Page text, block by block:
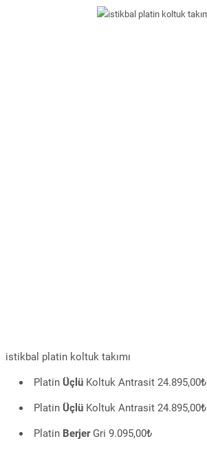
istikbal platin koltuk takımı
Platin Üçlü Koltuk Antrasit 24.895,00₺
Platin Üçlü Koltuk Antrasit 24.895,00₺
Platin BerjerGri 9.095,00₺